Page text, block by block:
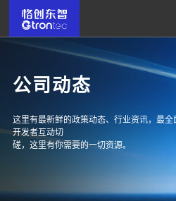
公司动态
这里有最新鲜的政策动态、行业资讯，最
开发者互动切
磋，这里有你需要的一切资源。